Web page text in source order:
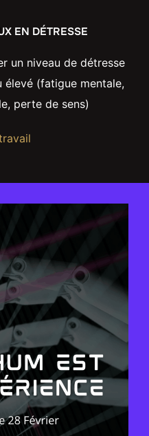
EN DÉTRESSE
un niveau de détresse
(fatigue mentale,
perte de sens)